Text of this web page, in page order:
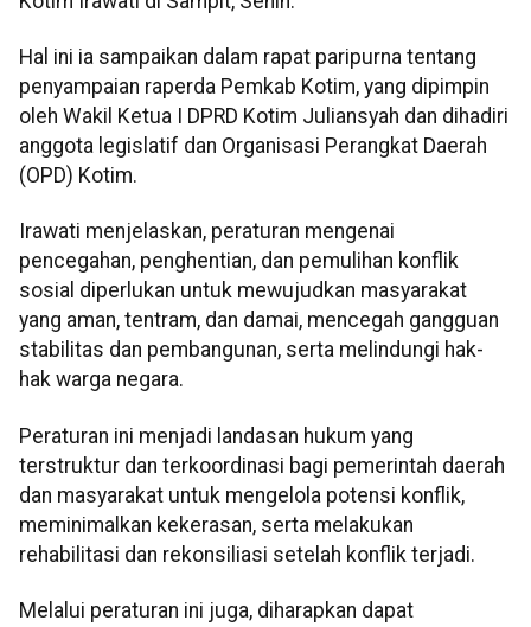
Hal ini ia sampaikan dalam rapat paripurna tentang
penyampaian raperda Pemkab Kotim, yang dipimpin
oleh Wakil Ketua I DPRD Kotim Juliansyah dan dihadiri
anggota legislatif dan Organisasi Perangkat Daerah
(OPD) Kotim.
Irawati menjelaskan, peraturan mengenai
pencegahan, penghentian, dan pemulihan konflik
sosial diperlukan untuk mewujudkan masyarakat
yang aman, tentram, dan damai, mencegah gangguan
stabilitas dan pembangunan, serta melindungi hak-
hak warga negara.
Peraturan ini menjadi landasan hukum yang
terstruktur dan terkoordinasi bagi pemerintah daerah
dan masyarakat untuk mengelola potensi konflik,
meminimalkan kekerasan, serta melakukan
rehabilitasi dan rekonsiliasi setelah konflik terjadi.
Melalui peraturan ini juga, diharapkan dapat